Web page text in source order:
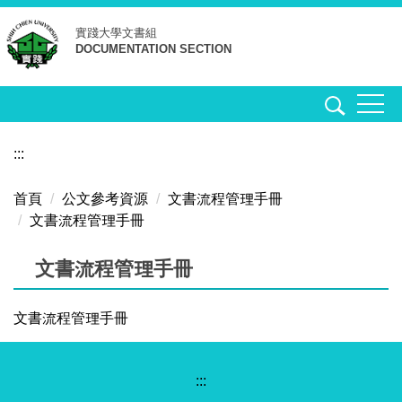
跳
到
主
要
區
實踐大學文書組
DOCUMENTATION SECTION
:::
首頁 公文參考資源
文書流程管理手冊
文書流程管理手冊
文書流程管理手冊
文書流程管理手冊
:::